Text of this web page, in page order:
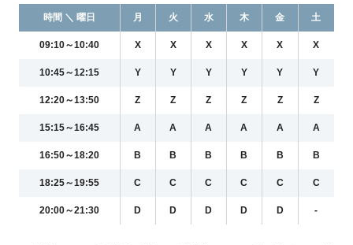
時間 ＼ 曜日 月 火 水 木 金 土
09:10～10:40 X X X X X X
10:45～12:15 Y Y Y Y Y Y
12:20～13:50 Z Z Z Z Z Z
15:15～16:45 A A A A A A
16:50～18:20 B B B B B B
18:25～19:55 C C C C C C
20:00～21:30 D D D D D -